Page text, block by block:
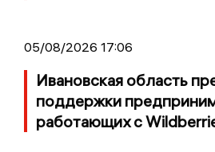
05/08/2026 17:06
Ивановская область
поддержки
работающих с